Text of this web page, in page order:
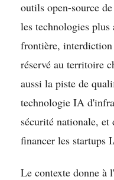
outils open-source
les technologies plus
frontière,
réservé au territoire
aussi la piste de
technologie IA
sécurité nationale,
financer les startups
Le contexte donne à